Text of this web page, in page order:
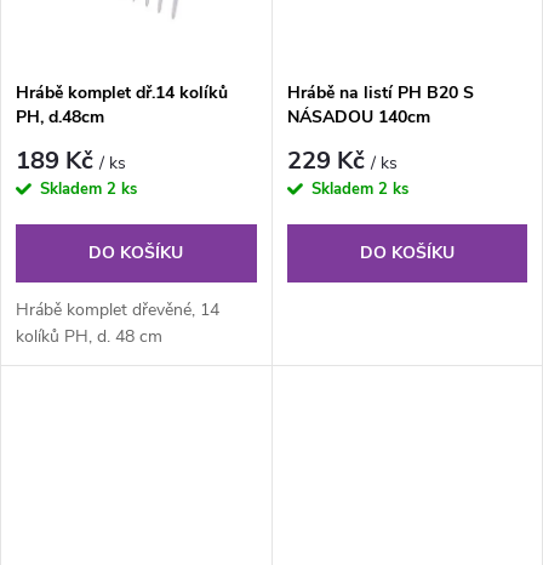
Hrábě komplet dř.14 kolíků
PH, d.48cm
189 Kč/ ks
Skladem 2 ks
DO KOŠÍKU
Hrábě komplet dřevěné, 14
kolíků PH, d. 48 cm
Hrábě na listí PH B20 S
NÁSADOU 140cm
229 Kč/ ks
Skladem 2 ks
DO KOŠÍKU